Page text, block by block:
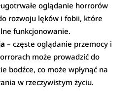
oglądanie horrorów
rozwoju lęków i fobii, które
funkcjonowanie.
– częste oglądanie przemocy i
może prowadzić do
bodźce, co może wpłynąć na
w rzeczywistym życiu.